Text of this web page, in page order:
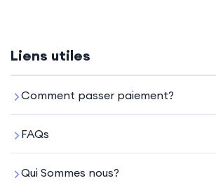
Liens utiles
Comment passer paiement?
FAQs
Qui Sommes nous?